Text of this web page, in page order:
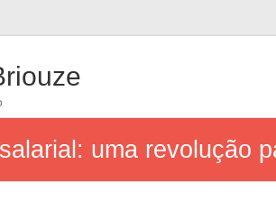
uma revolução